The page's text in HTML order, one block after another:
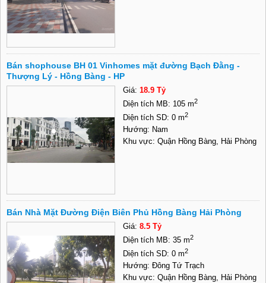
Bán shophouse BH 01 Vinhomes mặt đường Bạch Đằng -
Thượng Lý - Hồng Bàng - HP
Giá: 18.9 Tỷ
Diện tích MB: 105 m2
Diện tích SD: 0 m2
Hướng: Nam
Khu vực: Quận Hồng Bàng, Hải Phòng
Bán Nhà Mặt Đường Điện Biên Phủ Hồng Bàng Hải Phòng
Giá: 8.5 Tỷ
Diện tích MB: 35 m2
Diện tích SD: 0 m2
Hướng: Đông Tứ Trạch
Khu vực: Quận Hồng Bàng, Hải Phòng